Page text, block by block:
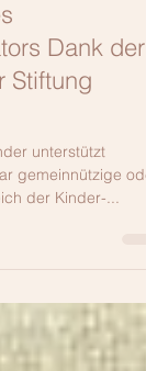
Dank der
unterstützt